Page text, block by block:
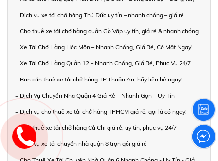
+ Dịch vụ xe tải chở hàng Thủ Đức uy tín – nhanh chóng – giá rẻ
+ Cho thuê xe tải chở hàng quận Gò Vấp uy tín, giá rẻ & nhanh chóng
+ Xe Tải Chở Hàng Hóc Môn – Nhanh Chóng, Giá Rẻ, Có Mặt Ngay!
+ Xe Tải Chở Hàng Quận 12 – Nhanh Chóng, Giá Rẻ, Phục Vụ 24/7
+ Bạn cần thuê xe tải chở hàng TP Thuận An, hãy liên hệ ngay!
+ Dịch Vụ Chuyển Nhà Quận 4 Giá Rẻ – Nhanh Gọn – Uy Tín
+ Dịch vụ cho thuê xe tải chở hàng TPHCM giá rẻ, gọi là có ngay!
+ Cho thuê xe tải chở hàng Củ Chi giá rẻ, uy tín, phục vụ 24/7
+ Dịch vụ xe tải chuyển nhà quận 8 trọn gói giá rẻ